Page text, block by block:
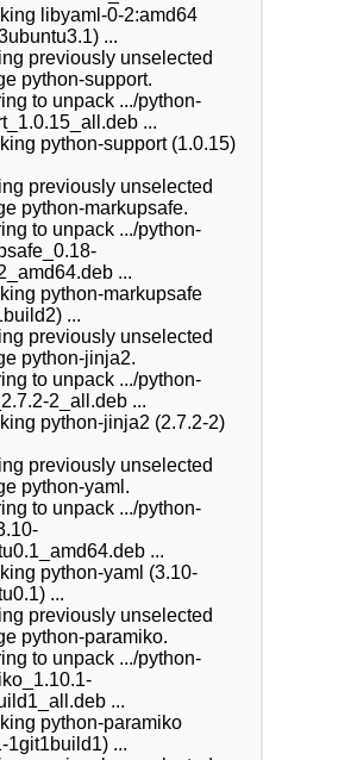
libyaml-0-2:amd64
...
previously unselected
python-support.
to unpack .../python-
...
python-support (1.0.15)
previously unselected
python-markupsafe.
to unpack .../python-
...
python-markupsafe
...
previously unselected
python-jinja2.
to unpack .../python-
2_all.deb ...
python-jinja2 (2.7.2-2)
previously unselected
python-yaml.
to unpack .../python-
...
python-yaml (3.10-
...
previously unselected
python-paramiko.
to unpack .../python-
...
python-paramiko
1git1build1) ...